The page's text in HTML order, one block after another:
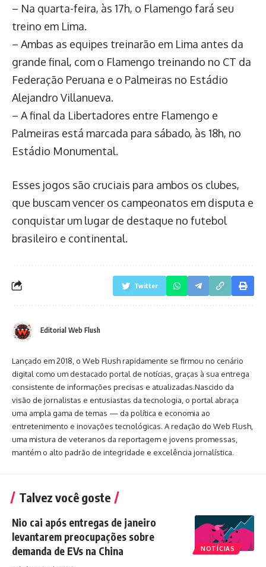
– Na quarta-feira, às 17h, o Flamengo fará seu
treino em Lima.
– Ambas as equipes treinarão em Lima antes da
grande final, com o Flamengo treinando no CT da
Federação Peruana e o Palmeiras no Estádio
Alejandro Villanueva.
– A final da Libertadores entre Flamengo e
Palmeiras está marcada para sábado, às 18h, no
Estádio Monumental.
Esses jogos são cruciais para ambos os clubes,
que buscam vencer os campeonatos em disputa e
conquistar um lugar de destaque no futebol
brasileiro e continental.
Twitter
Editorial Web Flush
Lançado em 2018, o Web Flush rapidamente se firmou no cenário
digital como um destacado portal de notícias, graças à sua entrega
consistente de informações precisas e atualizadas.Nascido da
visão de jornalistas e entusiastas da tecnologia, o portal abraça
uma ampla gama de temas — da política e economia ao
entretenimento e inovações tecnológicas. A redação do Web Flush,
uma mistura de veteranos da reportagem e jovens promessas,
mantém o alto padrão de integridade e excelência jornalística.
Talvez você goste
NOTÍCIAS
Nio cai após entregas de janeiro
levantarem preocupações sobre
demanda de EVs na China